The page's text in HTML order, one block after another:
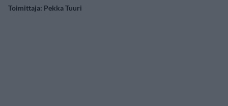
Toimittaja: Pekka Tuuri